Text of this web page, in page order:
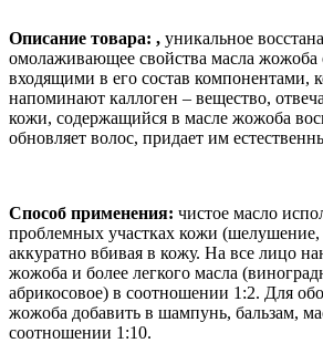
Описание товара: , уникальное
омолаживающее свойства масла жожоба
входящими в его состав компонентами,
напоминают каллоген – вещество,
кожи, содержащийся в масле жожоба
обновляет волос, придает им
Способ применения: чистое масло
проблемных участках кожи
аккуратно вбивая в кожу. На все лицо
жожоба и более легкого масла
абрикосовое) в соотношении 1:2. Для
жожоба добавить в шампунь, бальзам,
соотношении 1:10.